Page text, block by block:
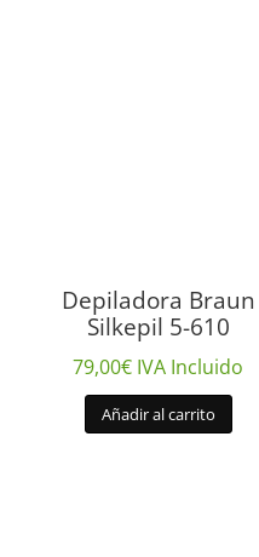
Depiladora Braun
Silkepil 5-610
79,00€ IVA Incluido
Añadir al carrito